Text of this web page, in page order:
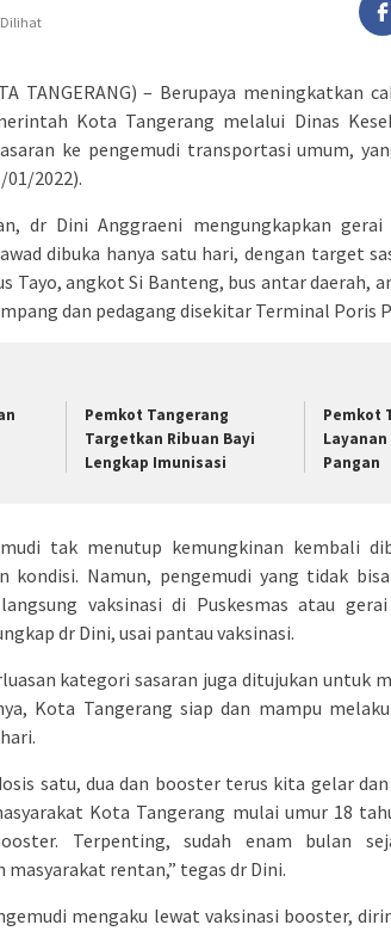
Dilihat
TANGERANG) – Berupaya meningkatkan
Kota Tangerang melalui Dinas
ke pengemudi transportasi umum,
01/2022).
dr Dini Anggraeni mengungkapkan gerai
dibuka hanya satu hari, dengan target
Tayo, angkot Si Banteng, bus antar daerah,
dan pedagang disekitar Terminal Poris
Pemkot Tangerang
Targetkan Ribuan Bayi
Lengkap Imunisasi
Pemkot
Pangan
tak menutup kemungkinan kembali
kondisi. Namun, pengemudi yang tidak
vaksinasi di Puskesmas atau
dr Dini, usai pantau vaksinasi.
kategori sasaran juga ditujukan untuk
Kota Tangerang siap dan mampu
satu, dua dan booster terus kita gelar
Kota Tangerang mulai umur 18
Terpenting, sudah enam bulan
rentan,” tegas dr Dini.
mengaku lewat vaksinasi booster,